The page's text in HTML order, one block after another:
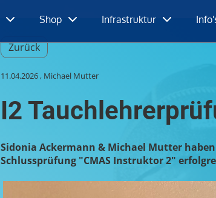
Shop Infrastruktur
Zurück
11.04.2026, Michael Mutter
I2
Sidonia Ackermann & Michael Mutter
Schlussprüfung "CMAS Instruktor 2"